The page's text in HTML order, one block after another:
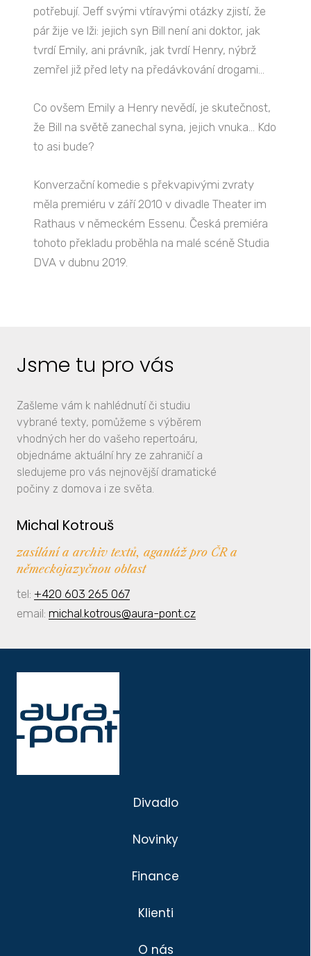
potřebují. Jeff svými vtíravými otázky zjistí, že
pár žije ve lži: jejich syn Bill není ani doktor, jak
tvrdí Emily, ani právník, jak tvrdí Henry, nýbrž
zemřel již před lety na předávkování drogami...
Co ovšem Emily a Henry nevědí, je skutečnost,
že Bill na světě zanechal syna, jejich vnuka... Kdo
to asi bude?
Konverzační komedie s překvapivými zvraty
měla premiéru v září 2010 v divadle Theater im
Rathaus v německém Essenu. Česká premiéra
tohoto překladu proběhla na malé scéně Studia
DVA v dubnu 2019.
Jsme tu pro vás
Zašleme vám k nahlédnutí či studiu
vybrané texty, pomůžeme s výběrem
vhodných her do vašeho repertoáru,
objednáme aktuální hry ze zahraničí a
sledujeme pro vás nejnovější dramatické
počiny z domova i ze světa.
Michal Kotrouš
zasílání a archiv textů, agantáž pro ČR a
německojazyčnou oblast
tel: +420 603 265 067
email: michal.kotrous@aura-pont.cz
Divadlo
Novinky
Finance
Klienti
O nás